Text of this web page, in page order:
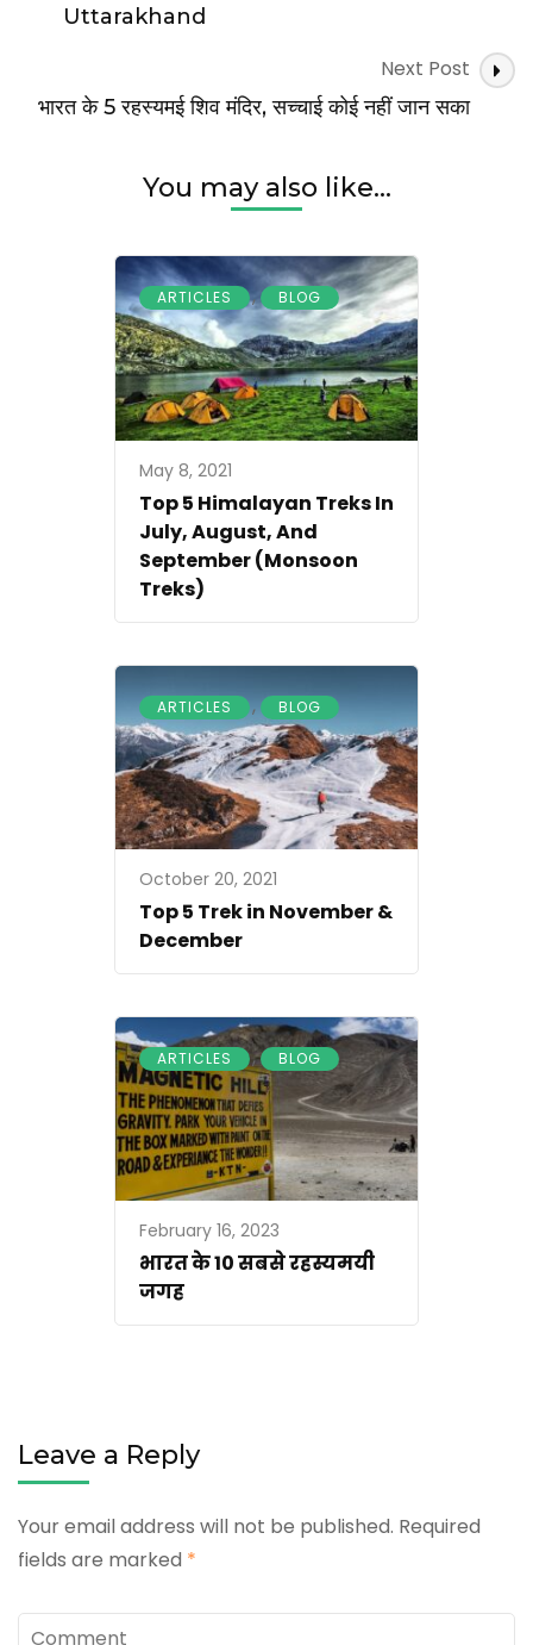
Uttarakhand
Next Post
भारत के 5 रहस्यमई शिव मंदिर, सच्चाई कोई नहीं जान सका
You may also like...
ARTICLES , BLOG
May 8, 2021
Top 5 Himalayan Treks In
July, August, And
September (Monsoon
Treks)
ARTICLES , BLOG
October 20, 2021
Top 5 Trek in November &
December
ARTICLES , BLOG
February 16, 2023
भारत के 10 सबसे रहस्यमयी
जगह
Leave a Reply
Your email address will not be published. Required
fields are marked *
Comment